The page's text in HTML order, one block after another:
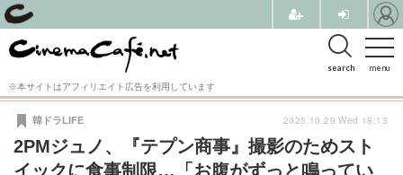
menu
search
※本サイトはアフィリエイト広告を利用しています
2PMジュノ、『テプン商事』撮影のためスト
イックに食事制限…「お腹がずっと鳴ってい
韓ドラLIFE 2025.10.29 Wed 18:13